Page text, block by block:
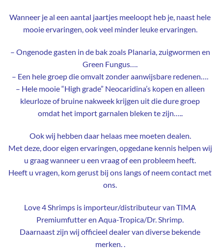
Wanneer je al een aantal jaartjes meeloopt heb je, naast hele
mooie ervaringen, ook veel minder leuke ervaringen.
– Ongenode gasten in de bak zoals Planaria, zuigwormen en
Green Fungus….
– Een hele groep die omvalt zonder aanwijsbare redenen….
– Hele mooie “High grade” Neocaridina’s kopen en alleen
kleurloze of bruine nakweek krijgen uit die dure groep
omdat het import garnalen bleken te zijn…..
Ook wij hebben daar helaas mee moeten dealen.
Met deze, door eigen ervaringen, opgedane kennis helpen wij
u graag wanneer u een vraag of een probleem heeft.
Heeft u vragen, kom gerust bij ons langs of neem contact met
ons.
Love 4 Shrimps is importeur/distributeur van TIMA
Premiumfutter en Aqua-Tropica/Dr. Shrimp.
Daarnaast zijn wij officieel dealer van diverse bekende
merken..